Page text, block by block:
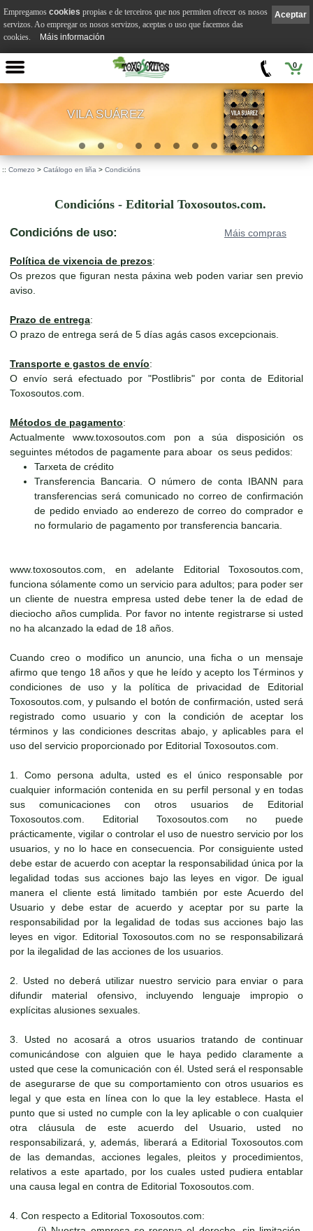
0
VILA SUÁREZ
:: Comezo > Catálogo en liña > Condicións
Condicións - Editorial Toxosoutos.com.
Máis compras
Condicións de uso:
Política de vixencia de prezos:
Os prezos que figuran nesta páxina web poden variar sen previo
aviso.
Prazo de entrega:
O prazo de entrega será de 5 días agás casos excepcionais.
Transporte e gastos de envío:
O envío será efectuado por "Postlibris" por conta de Editorial
Toxosoutos.com.
Métodos de pagamento:
Actualmente www.toxosoutos.com pon a súa disposición os
seguintes métodos de pagamente para aboar os seus pedidos:
Tarxeta de crédito
Transferencia Bancaria. O número de conta IBANN para
transferencias será comunicado no correo de confirmación
de pedido enviado ao enderezo de correo do comprador e
no formulario de pagamento por transferencia bancaria.
www.toxosoutos.com, en adelante Editorial Toxosoutos.com,
funciona sólamente como un servicio para adultos; para poder ser
un cliente de nuestra empresa usted debe tener la de edad de
dieciocho años cumplida. Por favor no intente registrarse si usted
no ha alcanzado la edad de 18 años.
Cuando creo o modifico un anuncio, una ficha o un mensaje
afirmo que tengo 18 años y que he leído y acepto los Términos y
condiciones de uso y la política de privacidad de Editorial
Toxosoutos.com, y pulsando el botón de confirmación, usted será
registrado como usuario y con la condición de aceptar los
términos y las condiciones descritas abajo, y aplicables para el
uso del servicio proporcionado por Editorial Toxosoutos.com.
1. Como persona adulta, usted es el único responsable por
cualquier información contenida en su perfil personal y en todas
sus comunicaciones con otros usuarios de Editorial
Toxosoutos.com. Editorial Toxosoutos.com no puede
prácticamente, vigilar o controlar el uso de nuestro servicio por los
usuarios, y no lo hace en consecuencia. Por consiguiente usted
debe estar de acuerdo con aceptar la responsabilidad única por la
legalidad todas sus acciones bajo las leyes en vigor. De igual
manera el cliente está limitado también por este Acuerdo del
Usuario y debe estar de acuerdo y aceptar por su parte la
responsabilidad por la legalidad de todas sus acciones bajo las
leyes en vigor. Editorial Toxosoutos.com no se responsabilizará
por la ilegalidad de las acciones de los usuarios.
2. Usted no deberá utilizar nuestro servicio para enviar o para
difundir material ofensivo, incluyendo lenguaje impropio o
explícitas alusiones sexuales.
3. Usted no acosará a otros usuarios tratando de continuar
comunicándose con alguien que le haya pedido claramente a
usted que cese la comunicación con él. Usted será el responsable
de asegurarse de que su comportamiento con otros usuarios es
legal y que esta en línea con lo que la ley establece. Hasta el
punto que si usted no cumple con la ley aplicable o con cualquier
otra cláusula de este acuerdo del Usuario, usted no
responsabilizará, y, además, liberará a Editorial Toxosoutos.com
de las demandas, acciones legales, pleitos y procedimientos,
relativos a este apartado, por los cuales usted pudiera entablar
una causa legal en contra de Editorial Toxosoutos.com.
4. Con respecto a Editorial Toxosoutos.com:
Aceptar
Empregamos cookies propias e de terceiros que nos permiten ofrecer os nosos
servizos. Ao empregar os nosos servizos, aceptas o uso que facemos das
cookies.
Máis información